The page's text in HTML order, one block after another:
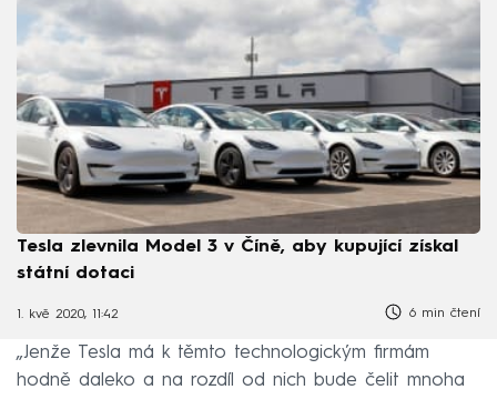
Tesla zlevnila Model 3 v Číně, aby kupující získal
státní dotaci
1. kvě 2020, 11:42 6 min čtení
„Jenže Tesla má k těmto technologickým firmám
hodně daleko a na rozdíl od nich bude čelit mnoha